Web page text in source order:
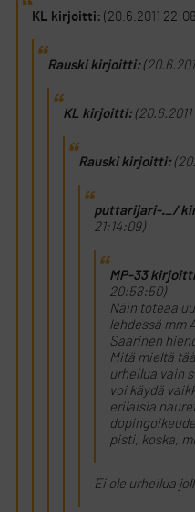
KL kirjoitti: (20.6.2011
Rauski kirjoitti:
KL kirjoitti:(20.6.2011
Rauski kirjoitti:
puttarijari-._/
21:14:09)
MP-33
20:58:50)
Näin toteaa
lehdessä mm
Saarinen
Mitä mieltä
urheilua vain
voi käydä
erilaisia
pisti, koska,
Ei ole urheilua